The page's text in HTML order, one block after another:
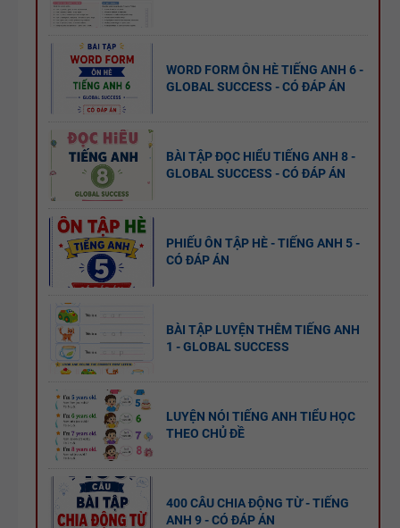
WORD FORM ÔN HÈ TIẾNG ANH 6 -
GLOBAL SUCCESS - CÓ ĐÁP ÁN
BÀI TẬP ĐỌC HIỂU TIẾNG ANH 8 -
GLOBAL SUCCESS - CÓ ĐÁP ÁN
PHIẾU ÔN TẬP HÈ - TIẾNG ANH 5 -
CÓ ĐÁP ÁN
BÀI TẬP LUYỆN THÊM TIẾNG ANH
1 - GLOBAL SUCCESS
LUYỆN NÓI TIẾNG ANH TIỂU HỌC
THEO CHỦ ĐỀ
400 CÂU CHIA ĐỘNG TỪ - TIẾNG
ANH 9 - CÓ ĐÁP ÁN